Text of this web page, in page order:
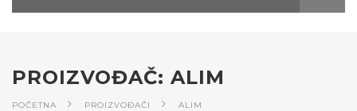
PROIZVOĐAČ: ALIM
POČETNA PROIZVOĐAČI ALIM